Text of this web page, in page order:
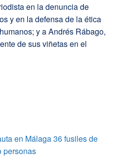
en la denuncia de
y en la defensa de la ética
y a Andrés Rábago,
de sus viñetas en el
en Málaga 36 fusiles de
personas